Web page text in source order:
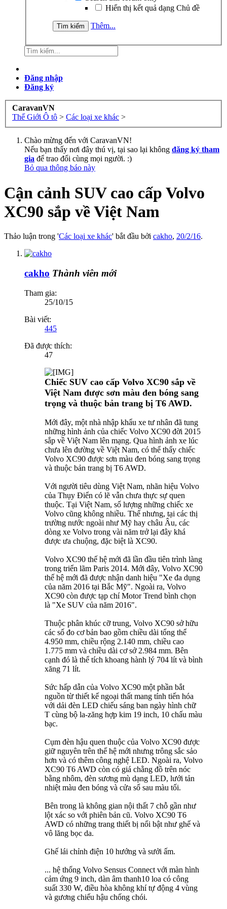
Hiển thị kết quả dạng Chủ đề
Thêm...
Đăng nhập
Đăng ký
CaravanVN
Thế Giới Ô tô > Các loại xe khác >
Chào mừng đến với CaravanVN!
Nếu bạn thấy nơi đây thú vị, tại sao lại không đăng ký tham
gia để trao đổi cùng mọi người. :)
Bỏ qua thông báo này
Cận cảnh SUV cao cấp Volvo
XC90 sắp về Việt Nam
Thảo luận trong 'Các loại xe khác' bắt đầu bởi cakho, 20/2/16.
cakho Thành viên mới
Tham gia:
25/10/15
Bài viết:
445
Đã được thích:
47
Chiếc SUV cao cấp Volvo XC90 sắp về
Việt Nam được sơn màu đen bóng sang
trọng và thuộc bản trang bị T6 AWD.
Mới đây, một nhà nhập khẩu xe tư nhân đã tung
những hình ảnh của chiếc Volvo XC90 đời 2015
sắp về Việt Nam lên mạng. Qua hình ảnh xe lúc
chưa lên đường về Việt Nam, có thể thấy chiếc
Volvo XC90 được sơn màu đen bóng sang trọng
và thuộc bản trang bị T6 AWD.
Với người tiêu dùng Việt Nam, nhãn hiệu Volvo
của Thụy Điển có lẽ vẫn chưa thực sự quen
thuộc. Tại Việt Nam, số lượng những chiếc xe
Volvo cũng không nhiều. Thế nhưng, tại các thị
trường nước ngoài như Mỹ hay châu Âu, các
dòng xe Volvo trong vài năm trở lại đây khá
được ưa chuộng, đặc biệt là XC90.
Volvo XC90 thế hệ mới đã lần đầu tiên trình làng
trong triển lãm Paris 2014. Mới đây, Volvo XC90
thế hệ mới đã được nhận danh hiệu "Xe đa dụng
của năm 2016 tại Bắc Mỹ". Ngoài ra, Volvo
XC90 còn được tạp chí Motor Trend bình chọn
là "Xe SUV của năm 2016".
Thuộc phân khúc cỡ trung, Volvo XC90 sở hữu
các số đo cơ bản bao gồm chiều dài tổng thể
4.950 mm, chiều rộng 2.140 mm, chiều cao
1.775 mm và chiều dài cơ sở 2.984 mm. Bên
cạnh đó là thể tích khoang hành lý 704 lít và bình
xăng 71 lít.
Sức hấp dẫn của Volvo XC90 một phần bắt
nguồn từ thiết kế ngoại thất mang tính tiến hóa
với dải đèn LED chiếu sáng ban ngày hình chữ
T cùng bộ la-zăng hợp kim 19 inch, 10 chấu màu
bạc.
Cụm đèn hậu quen thuộc của Volvo XC90 được
giữ nguyên trên thế hệ mới nhưng trông sắc sảo
hơn và có thêm công nghệ LED. Ngoài ra, Volvo
XC90 T6 AWD còn có giá chằng đồ trên nóc
bằng nhôm, đèn sương mù dạng LED, lưới tản
nhiệt màu đen bóng và cửa sổ sau màu tối.
Bên trong là không gian nội thất 7 chỗ gần như
lột xác so với phiên bản cũ. Volvo XC90 T6
AWD có những trang thiết bị nổi bật như ghế và
vô lăng bọc da.
Ghế lái chỉnh điện 10 hướng và sưởi ấm.
... hệ thống Volvo Sensus Connect với màn hình
cảm ứng 9 inch, dàn âm thanh10 loa có công
suất 330 W, điều hòa không khí tự động 4 vùng
và gương chiếu hậu chống chói.